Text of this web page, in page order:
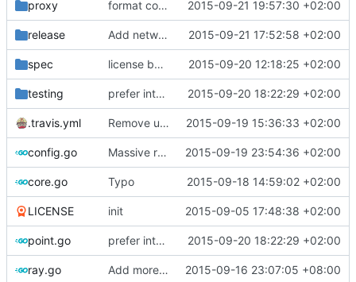
proxy format code 2015-09-21 19:57:30 +02:00
release Add network field in config file. 2015-09-21 17:52:58 +02:00
spec license badge 2015-09-20 12:18:25 +02:00
testing prefer interface over struct 2015-09-20 18:22:29 +02:00
.travis.yml Remove unnecessary tip target. 2015-09-19 15:36:33 +02:00
config.go Massive refactoring for better code structure 2015-09-19 23:54:36 +02:00
core.go Typo 2015-09-18 14:59:02 +02:00
LICENSE init 2015-09-05 17:48:38 +02:00
point.go prefer interface over struct 2015-09-20 18:22:29 +02:00
ray.go Add more error check and declare the field name in composite literal. 2015-09-16 23:07:05 +08:00